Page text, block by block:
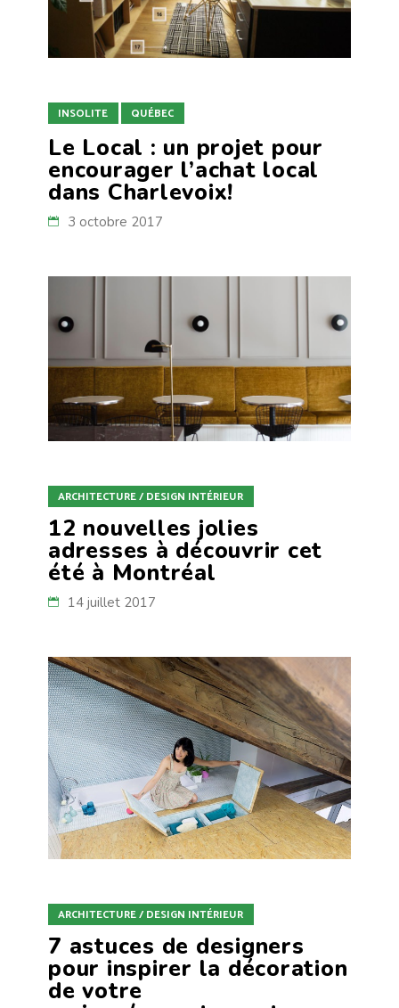
INSOLITE QUÉBEC
Le Local : un projet pour
encourager l’achat local
dans Charlevoix!
3 octobre 2017
ARCHITECTURE / DESIGN INTÉRIEUR
12 nouvelles jolies
adresses à découvrir cet
été à Montréal
14 juillet 2017
ARCHITECTURE / DESIGN INTÉRIEUR
7 astuces de designers
pour inspirer la décoration
de votre